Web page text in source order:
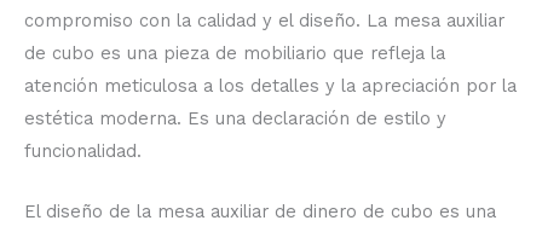
compromiso con la calidad y el diseño. La mesa auxiliar
de cubo es una pieza de mobiliario que refleja la
atención meticulosa a los detalles y la apreciación por la
estética moderna. Es una declaración de estilo y
funcionalidad.
El diseño de la mesa auxiliar de dinero de cubo es una